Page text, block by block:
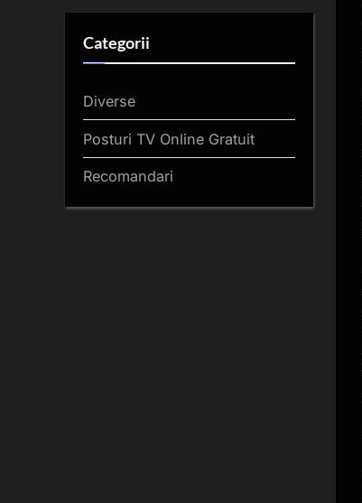
Categorii
Diverse
Posturi TV Online Gratuit
Recomandari